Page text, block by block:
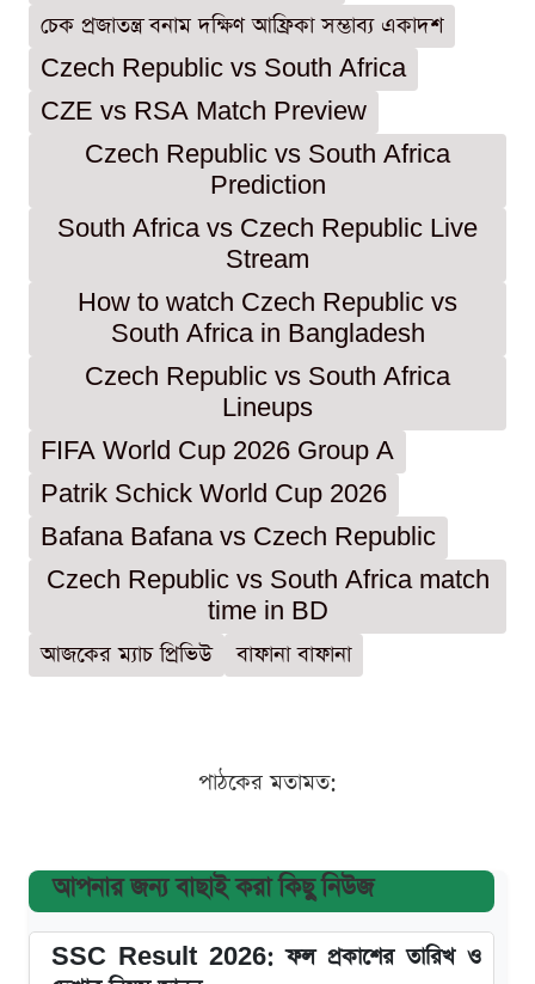
চেক প্রজাতন্ত্র বনাম দক্ষিণ আফ্রিকা সম্ভাব্য একাদশ
Czech Republic vs South Africa
CZE vs RSA Match Preview
Czech Republic vs South Africa
Prediction
South Africa vs Czech Republic Live
Stream
How to watch Czech Republic vs
South Africa in Bangladesh
Czech Republic vs South Africa
Lineups
FIFA World Cup 2026 Group A
Patrik Schick World Cup 2026
Bafana Bafana vs Czech Republic
Czech Republic vs South Africa match
time in BD
আজকের ম্যাচ প্রিভিউ
বাফানা বাফানা
পাঠকের মতামত:
আপনার জন্য বাছাই করা কিছু নিউজ
SSC Result 2026: ফল প্রকাশের তারিখ ও